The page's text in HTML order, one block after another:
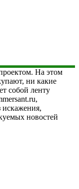
На этом
ни какие
собой ленту
искажения,
новостей